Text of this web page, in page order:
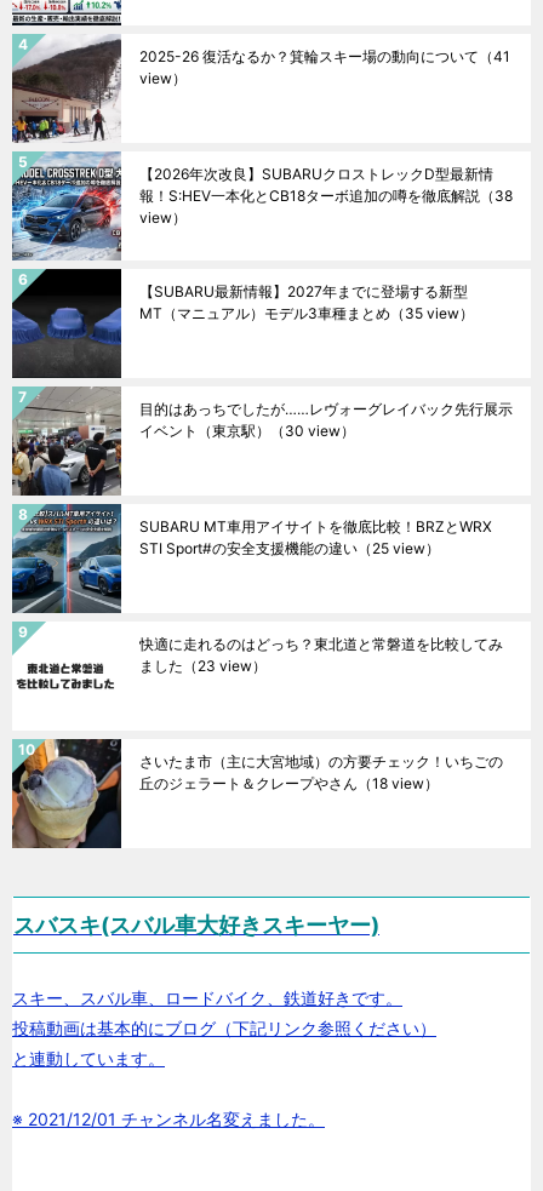
2025-26 復活なるか？箕輪スキー場の動向について （41
view）
【2026年次改良】SUBARUクロストレックD型最新情
報！S:HEV一本化とCB18ターボ追加の噂を徹底解説 （38
view）
【SUBARU最新情報】2027年までに登場する新型
MT（マニュアル）モデル3車種まとめ （35 view）
目的はあっちでしたが……レヴォーグレイバック先行展示
イベント（東京駅）
（30 view）
SUBARU MT車用アイサイトを徹底比較！BRZとWRX
STI Sport#の安全支援機能の違い （25 view）
快適に走れるのはどっち？東北道と常磐道を比較してみ
ました （23 view）
さいたま市（主に大宮地域）の方要チェック！いちごの
丘のジェラート＆クレープやさん （18 view）
スバスキ(スバル車大好きスキーヤー)
スキー、スバル車、ロードバイク、鉄道好きです。
投稿動画は基本的にブログ（下記リンク参照ください）
と連動しています。
※ 2021/12/01 チャンネル名変えました。